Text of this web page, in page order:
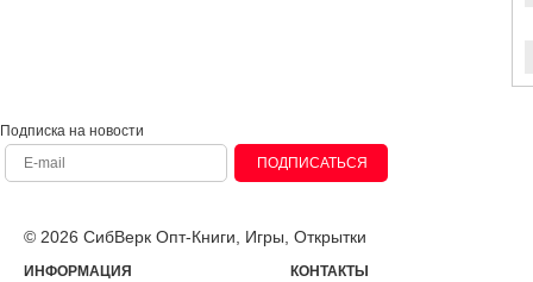
Подписка на новости
ПОДПИСАТЬСЯ
© 2026 СибВерк Опт-Книги, Игры, Открытки
ИНФОРМАЦИЯ КОНТАКТЫ